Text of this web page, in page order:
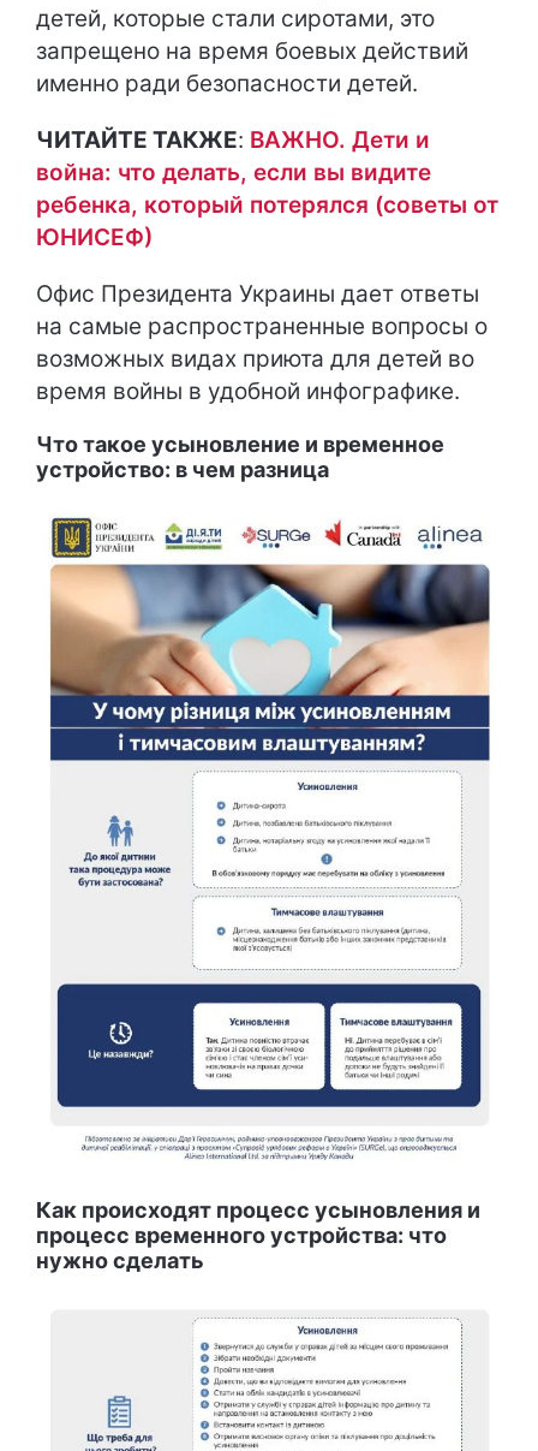
детей, которые стали сиротами, это
запрещено на время боевых действий
именно ради безопасности детей.
ЧИТАЙТЕ ТАКЖЕ: ВАЖНО. Дети и
война: что делать, если вы видите
ребенка, который потерялся (советы от
ЮНИСЕФ)
Офис Президента Украины дает ответы
на самые распространенные вопросы о
возможных видах приюта для детей во
время войны в удобной инфографике.
Что такое усыновление и временное
устройство: в чем разница
Как происходят процесс усыновления и
процесс временного устройства: что
нужно сделать